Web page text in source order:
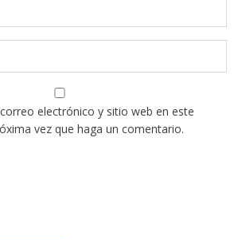
electrónico y sitio web en este
vez que haga un comentario.